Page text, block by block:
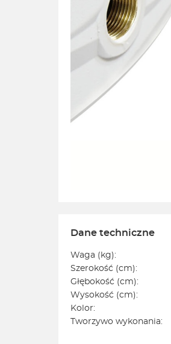
Dane techniczne
Waga (kg):
Szerokość (cm):
Głębokość (cm):
Wysokość (cm):
Kolor:
Tworzywo wykonania: